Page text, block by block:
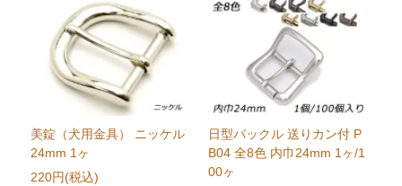
美錠（犬用金具） ニッケル
24mm 1ヶ
220円(税込)
日型バックル 送りカン付 P
B04 全8色 内巾24mm 1ヶ/1
00ヶ